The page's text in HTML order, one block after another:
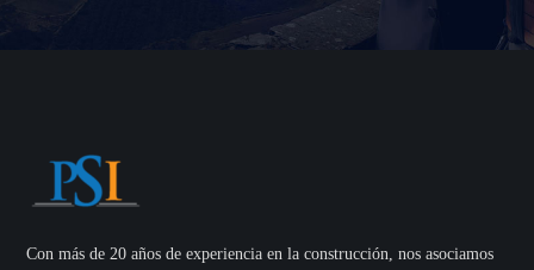
Con más de 20 años de experiencia en la construcción, nos asociamos